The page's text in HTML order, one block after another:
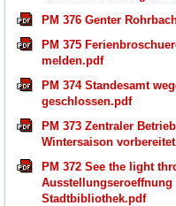
PM 376 Genter
PM 375
melden.pdf
PM 374 Standesamt
geschlossen.pdf
PM 373 Zentraler
Wintersaison
PM 372 See the light
Stadtbibliothek.pdf